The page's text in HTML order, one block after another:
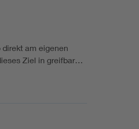
am eigenen
Ziel in greifbar…